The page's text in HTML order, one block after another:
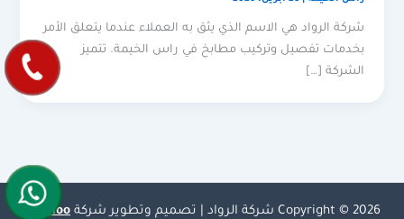
شركة الرواد هي الاسم الذي يثق به العملاء عندما يتعلق الأمر
بخدمات تفصيل وتركيب مطابخ في راس الخيمة. تتميز
الشركة […]
Copyright © 2026 شركة الرواد | تصميم وتطوير شركة Olymoo